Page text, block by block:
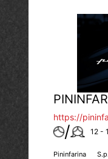
https://
/ 12 -
Pininfarina